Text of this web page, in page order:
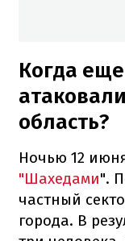
Когда
область?
Ночью 12
"Шахедами".
частный
города. В